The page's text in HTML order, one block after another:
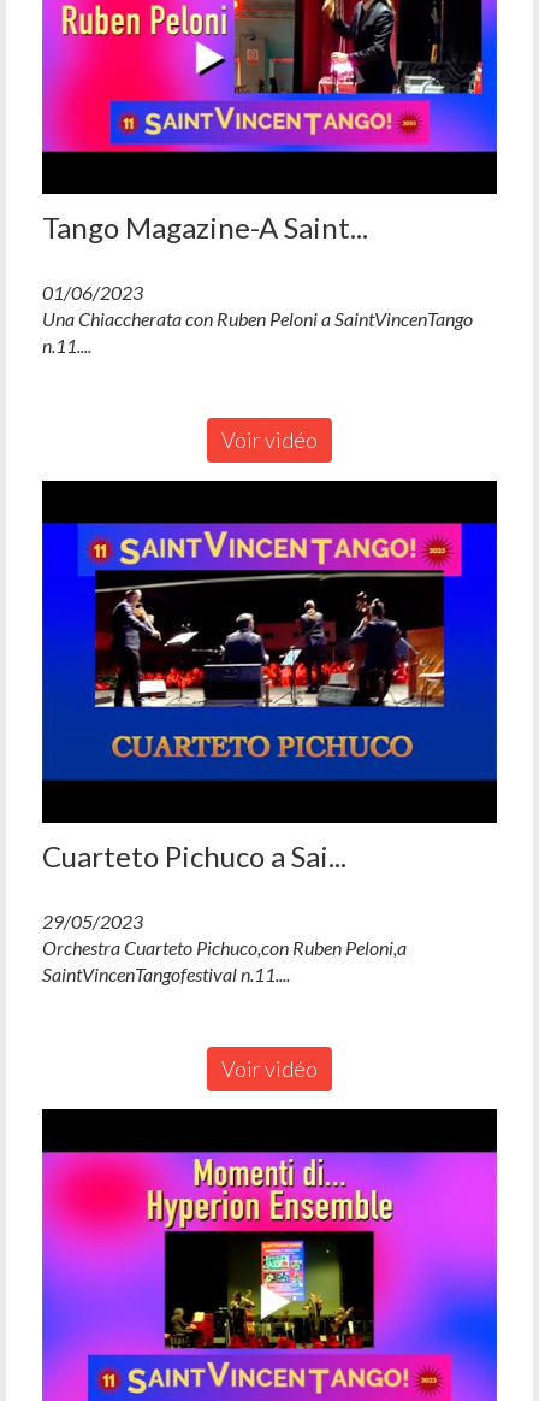
Tango Magazine-A Saint...
01/06/2023
Una Chiaccherata con Ruben Peloni a SaintVincenTango
n.11....
Voir vidéo
Cuarteto Pichuco a Sai...
29/05/2023
Orchestra Cuarteto Pichuco,con Ruben Peloni,a
SaintVincenTangofestival n.11....
Voir vidéo